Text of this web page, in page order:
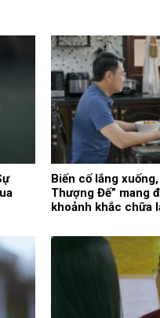
Biến cố lắng
Thượng Đế” mang
khoảnh khắc chữa